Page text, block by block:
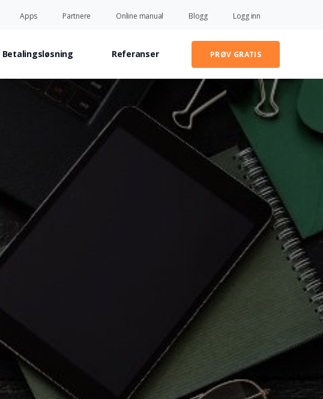
Apps Partnere Online manual Blogg Logg inn
Betalingsløsning Referanser PRØV GRATIS